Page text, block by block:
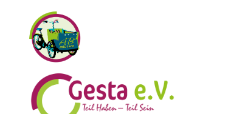
ABmitLara